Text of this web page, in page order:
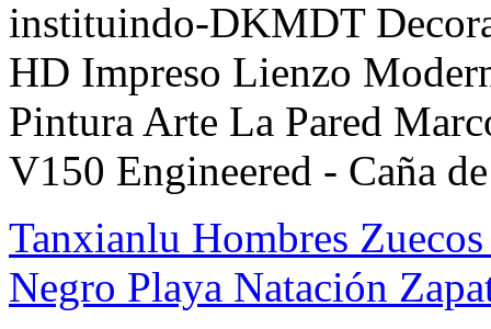
instituindo-DKMDT
HD Impreso Lienzo
Pintura Arte La Pared
V150 Engineered - Caña de
Tanxianlu Hombres
Negro Playa Natación